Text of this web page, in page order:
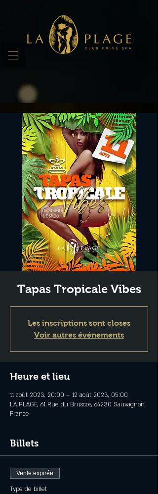
Tapas Tropicale Vibes
Les inscriptions sont closes
Voir autres événements
Heure et lieu
11 août 2023, 20:00 – 12 août 2023, 05:00
LA PLAGE, 61 Rue du Bruscos, 64230 Sauvagnon,
France
Billets
Vente expirée
Type de billet